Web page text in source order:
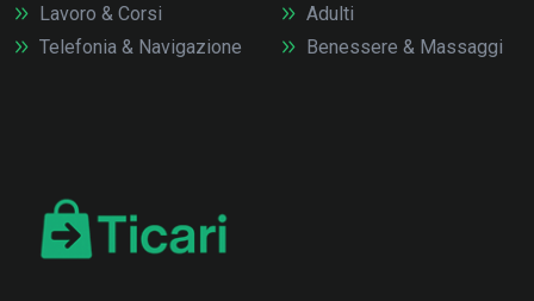
Lavoro & Corsi
Telefonia & Navigazione
Adulti
Benessere & Massaggi